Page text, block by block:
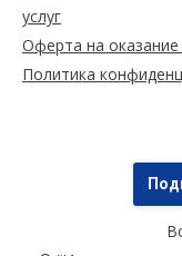
услуг
Оферта на оказание
Политика